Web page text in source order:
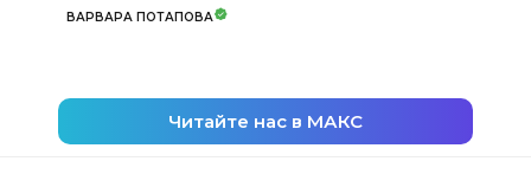
ВАРВАРА ПОТАПОВА
Читайте нас в МАКС